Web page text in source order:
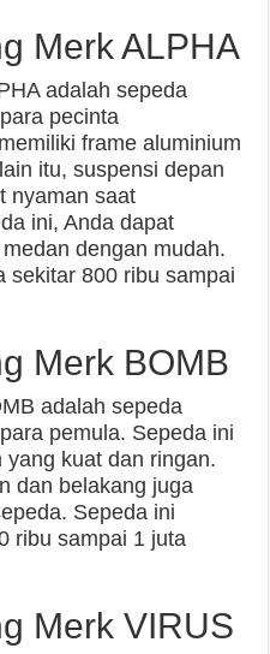
Merk ALPHA
adalah sepeda
pecinta
frame aluminium
itu, suspensi depan
nyaman saat
ini, Anda dapat
dengan mudah.
sekitar 800 ribu sampai
Merk BOMB
adalah sepeda
pemula. Sepeda ini
kuat dan ringan.
dan belakang juga
Sepeda ini
ribu sampai 1 juta
Merk VIRUS